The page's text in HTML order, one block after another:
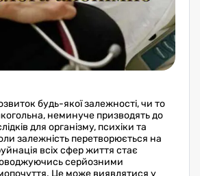
будь-якої залежності, чи то
неминуче призводять до
для організму, психіки та
залежність перетворюється на
всіх сфер життя стає
серйозними
Це може виявлятися у